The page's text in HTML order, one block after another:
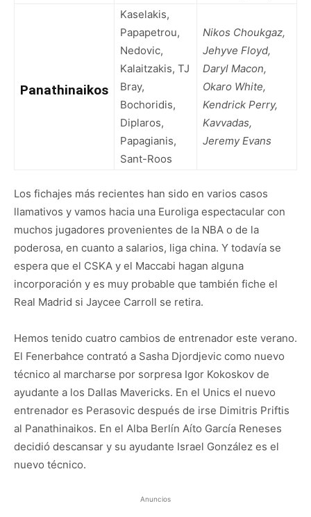
Panathinaikos
Kaselakis,
Papapetrou,
Nedovic,
Kalaitzakis, TJ
Bray,
Bochoridis,
Diplaros,
Papagianis,
Sant-Roos
Nikos Choukgaz,
Jehyve Floyd,
Daryl Macon,
Okaro White,
Kendrick Perry,
Kavvadas,
Jeremy Evans
Los fichajes más recientes han sido en varios casos
llamativos y vamos hacia una Euroliga espectacular con
muchos jugadores provenientes de la NBA o de la
poderosa, en cuanto a salarios, liga china. Y todavía se
espera que el CSKA y el Maccabi hagan alguna
incorporación y es muy probable que también fiche el
Real Madrid si Jaycee Carroll se retira.
Hemos tenido cuatro cambios de entrenador este verano.
El Fenerbahce contrató a Sasha Djordjevic como nuevo
técnico al marcharse por sorpresa Igor Kokoskov de
ayudante a los Dallas Mavericks. En el Unics el nuevo
entrenador es Perasovic después de irse Dimitris Priftis
al Panathinaikos. En el Alba Berlín Aíto García Reneses
decidió descansar y su ayudante Israel González es el
nuevo técnico.
Anuncios